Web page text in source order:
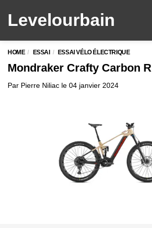
Levelourbain
HOME ESSAI ESSAI VÉLO ÉLECTRIQUE
Mondraker Crafty Carbon R
Par Pierre Niliac le 04 janvier 2024